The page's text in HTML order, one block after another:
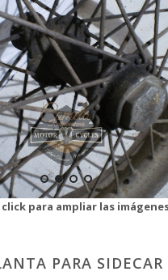
click para ampliar las
PARA SIDECAR